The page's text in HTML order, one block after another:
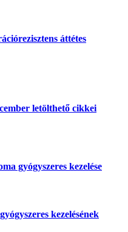
áttétes
letölthető cikkei
gyógyszeres kezelése
kezelésének